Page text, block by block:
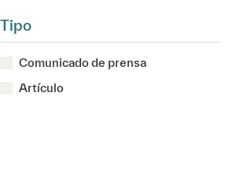
Tipo
Comunicado de prensa
Artículo